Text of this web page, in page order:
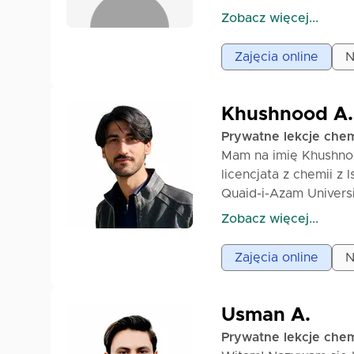
chemia wydaje się
Proszę powiedz mi,
Jestem gotowy
Zobacz więcej...
Zajęcia online
Khushnood A.
Prywatne lekcje
Mam na imię
licencjata z chemii z
Quaid-i-Azam
badawczych. Dzięki
łatwą do
nauczaniu w
klasy 9 do poziomu
koncentruje się na
Zobacz więcej...
Zajęcia online
Usman A.
Prywatne lekcje